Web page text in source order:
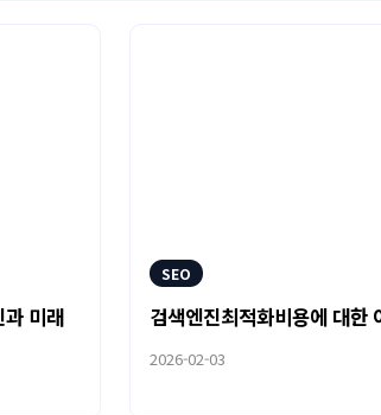
미래
SEO
검색엔진최적화비용에 대한
2026-02-03